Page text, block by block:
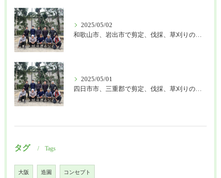
2025/05/02
和歌山市、岩出市で剪定、伐採、草刈りの作業を頼むなら はなまる造園
2025/05/01
四日市市、三重郡で剪定、伐採、草刈りの作業を頼むなら はなまる造園
タグ Tags
大阪 造園 コンセプト